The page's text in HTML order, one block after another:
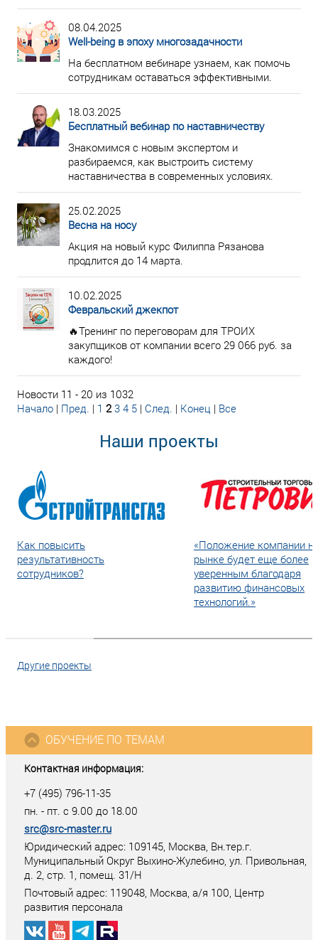
08.04.2025
Well-being в эпоху многозадачности
На бесплатном вебинаре узнаем, как помочь
сотрудникам оставаться эффективными.
18.03.2025
Бесплатный вебинар по наставничеству
Знакомимся с новым экспертом и
разбираемся, как выстроить систему
наставничества в современных условиях.
25.02.2025
Весна на носу
Акция на новый курс Филиппа Рязанова
продлится до 14 марта.
10.02.2025
Февральский джекпот
🔥Тренинг по переговорам для ТРОИХ
закупщиков от компании всего 29 066 руб. за
каждого!
Новости 11 - 20 из 1032
Начало | Пред. | 1 2 3 4 5 | След. | Конец | Все
Наши проекты
Как повысить
результативность
сотрудников?
«Положение компании
рынке будет еще более
уверенным благодаря
развитию финансовых
технологий.»
Другие проекты
Контактная информация:
+7 (495) 796-11-35
пн. - пт. с 9.00 до 18.00
src@src-master.ru
Юридический адрес: 109145, Москва, Вн.тер.г.
Муниципальный Округ Выхино-Жулебино, ул. Привольная,
д. 2, стр. 1, помещ. 31/Н
Почтовый адрес: 119048, Москва, а/я 100, Центр
развития персонала
ОБУЧЕНИЕ ПО ТЕМАМ